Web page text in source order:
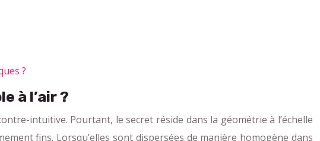
?
à l’air ?
intuitive. Pourtant, le secret réside dans la géométrie à l’échelle
fins. Lorsqu’elles sont dispersées de manière homogène dans